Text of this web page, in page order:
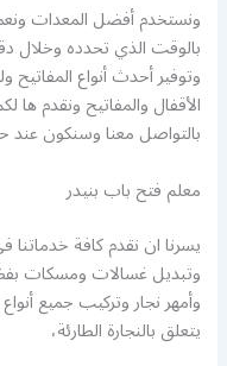
ونستخدم أفضل المعدات
بالوقت الذي تحدده وخلال
وتوفير أحدث أنواع المفاتيح
الأقفال والمفاتيح ونقدم ها
بالتواصل معنا وسنكون عند
معلم فتح باب بنيدر
يسرنا ان نقدم كافة
وتبديل غسالات ومسكات
وأمهر نجار وتركيب جميع
يتعلق بالنجارة الطارئة،